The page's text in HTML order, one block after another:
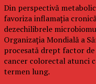
Din perspectivă
favoriza inflamația
dezechilibrele
Organizația Mondială a
procesată drept factor
cancer colorectal atunci
termen lung.